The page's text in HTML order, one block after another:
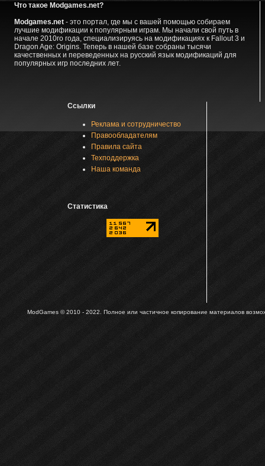
Что такое Modgames.net?
Modgames.net- это портал, где мы с вашей помощью собираем
лучшие модификации к популярным играм. Мы начали свой путь в
начале 2010го года, специализируясь на модификациях к Fallout 3 и
Dragon Age: Origins. Теперь в нашей базе собраны тысячи
качественных и переведенных на русский язык модификаций для
популярных игр последних лет.
Ссылки
Реклама и сотрудничество
Правообладателям
Правила сайта
Техподдержка
Наша команда
Статистика
ModGames © 2010 - 2022. Полное или частичное копирование материалов